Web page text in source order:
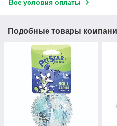
Все условия оплаты
Подобные товары